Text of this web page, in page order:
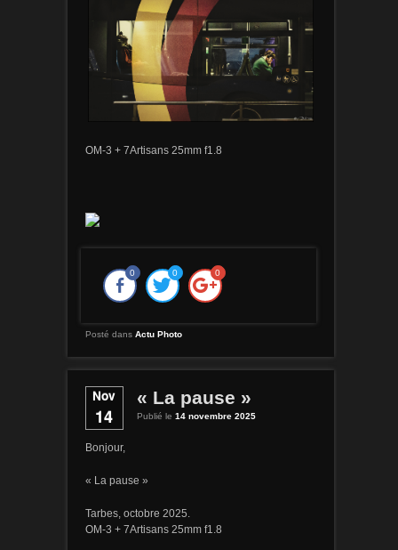
OM-3 + 7Artisans 25mm f1.8
0 0 0
Posté dans Actu Photo
Nov
14
« La pause »
Publié le 14 novembre 2025
Bonjour,
« La pause »
Tarbes, octobre 2025.
OM-3 + 7Artisans 25mm f1.8